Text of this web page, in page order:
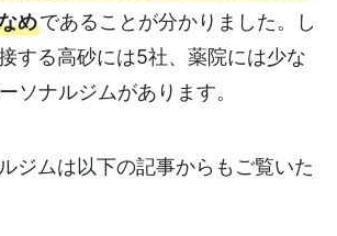
めであることが分かりました。し
する高砂には5社、薬院には少な
ソナルジムがあります。
ジムは以下の記事からもご覧いた